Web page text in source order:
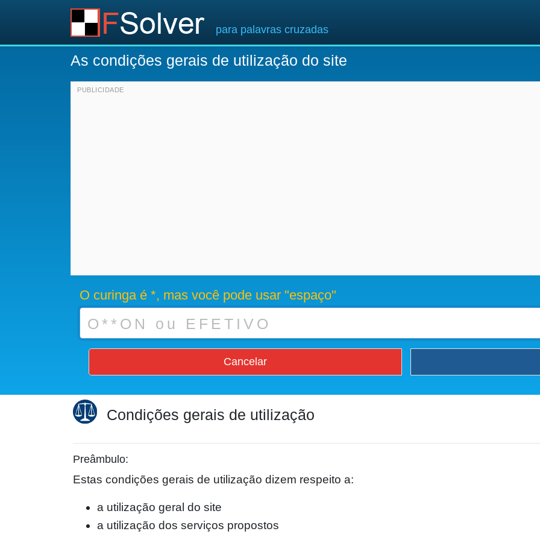
para palavras cruzadas
As condições gerais de utilização do site
O curinga é *, mas você pode usar "espaço"
Cancelar
Condições gerais de utilização
Preâmbulo:
Estas condições gerais de utilização dizem respeito a:
a utilização geral do site
a utilização dos serviços propostos